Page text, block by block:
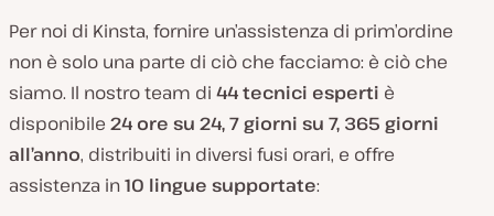
Per noi di Kinsta, fornire un’assistenza di prim’ordine
non è solo una parte di ciò che facciamo: è ciò che
siamo. Il nostro team di 44 tecnici esperti è
disponibile 24 ore su 24, 7 giorni su 7, 365 giorni
all’anno, distribuiti in diversi fusi orari, e offre
assistenza in10 lingue supportate: